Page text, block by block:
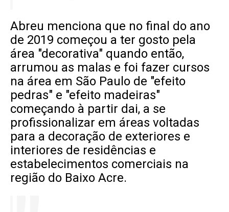
Abreu menciona que no final do ano
de 2019 começou a ter gosto pela
área "decorativa" quando então,
arrumou as malas e foi fazer cursos
na área em São Paulo de "efeito
pedras" e "efeito madeiras"
começando à partir dai, a se
profissionalizar em áreas voltadas
para a decoração de exteriores e
interiores de residências e
estabelecimentos comerciais na
região do Baixo Acre.